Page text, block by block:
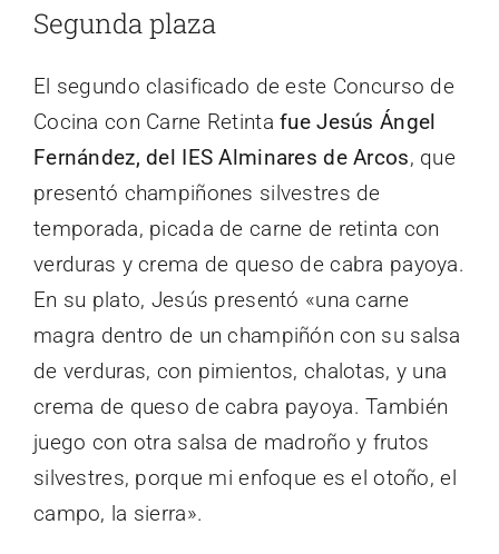
Segunda plaza
El segundo clasificado de este Concurso de
Cocina con Carne Retintafue Jesús Ángel
Fernández, del IES Alminares de Arcos, que
presentó champiñones silvestres de
temporada, picada de carne de retinta con
verduras y crema de queso de cabra payoya.
En su plato, Jesús presentó «una carne
magra dentro de un champiñón con su salsa
de verduras, con pimientos, chalotas, y una
crema de queso de cabra payoya. También
juego con otra salsa de madroño y frutos
silvestres, porque mi enfoque es el otoño, el
campo, la sierra».